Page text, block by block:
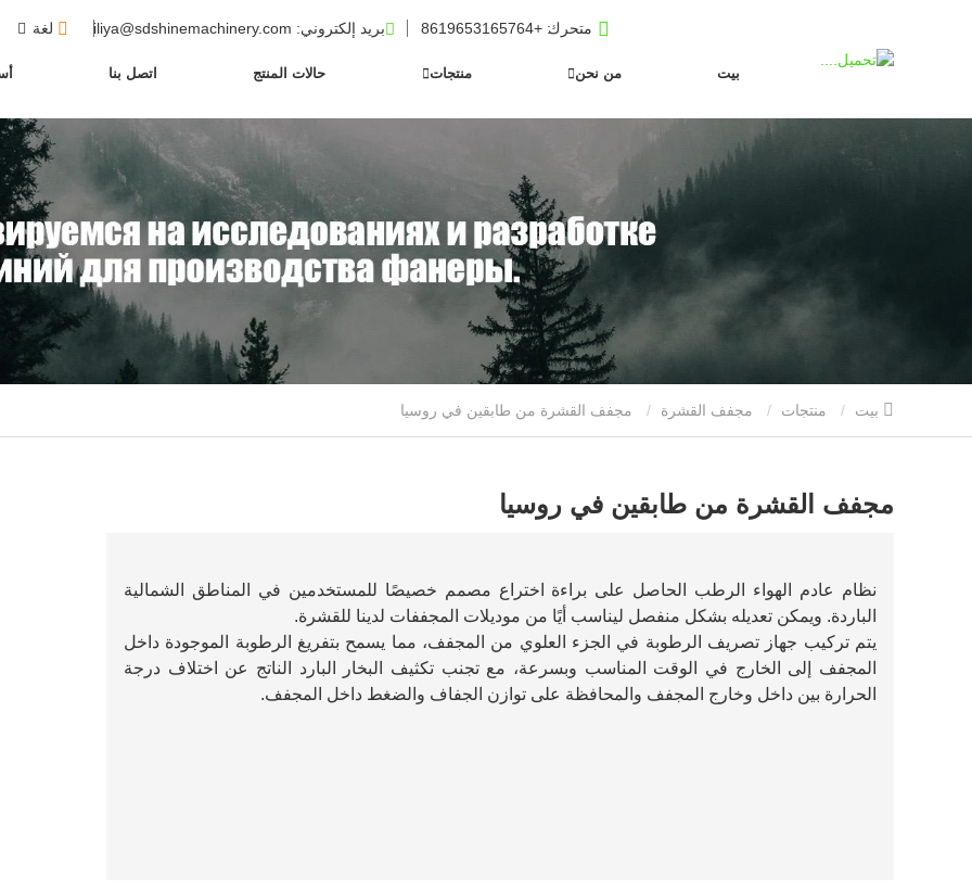
بيت من نحن منتجات حالات المنتج اتصل بنا
متحرك: +8619653165764 بريد إلكتروني: iliya@sdshinemachinery.com لغة
منتجات مجفف القشرة
مجفف القشرة من طابقين في روسيا
نظام عادم الهواء الرطب الحاصل على براءة اختراع مصمم خصيصًا للمستخدمين في المناطق الشمالية
الباردة. ويمكن تعديله بشكل منفصل ليناسب أيًا من موديلات المجففات لدينا للقشرة.
يتم تركيب جهاز تصريف الرطوبة في الجزء العلوي من المجفف، مما يسمح بتفريغ الرطوبة الموجودة داخل
المجفف إلى الخارج في الوقت المناسب وبسرعة، مع تجنب تكثيف البخار البارد الناتج عن اختلاف درجة
الحرارة بين داخل وخارج المجفف ‎والمحافظة على توازن الجفاف والضغط داخل المجفف.